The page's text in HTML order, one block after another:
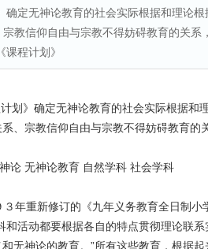
确定无神论教育的社会实际根据和理论
教信仰自由与宗教不得妨碍教育的关系
程计划》
划》确定无神论教育的社会实际根据和
、宗教信仰自由与宗教不得妨碍教育的
论 无神论教育 自然学科 社会学科
年重新修订的《九年义务教育全日制小
和活动都要根据各自的特点贯彻理论联
无神论的教育。”所有这些教育，根据